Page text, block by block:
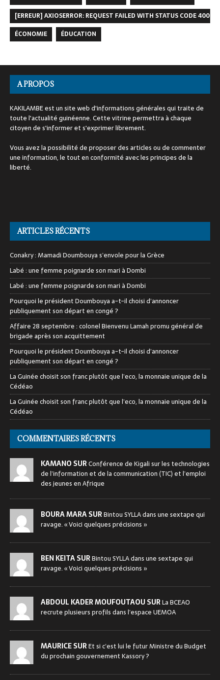
[ERREUR] AXIOSERROR: REQUEST FAILED WITH STATUS CODE 400
ÉCONOMIE
ÉDUCATION
A PROPOS
KAKILAMBE est un site web d'informations générales qui traite de
toute l'actualité guinéenne. Cette vitrine permettra à chaque
citoyen de s'informer et s'exprimer librement.
Vous avez la possibilité de proposer des articles ou de commenter
une information, le tout en conformité avec les principes de la
liberté.
ARTICLES RÉCENTS
Conakry : Mamadi Doumbouya s’envole pour la Grèce
Labé : une femme poignarde son mari à Dombi
Labé : une femme poignarde son mari à Dombi
Pourquoi le président Doumbouya a-t-il choisi d’annoncer
publiquement son départ en congé ?
Affaire 28 septembre : colonel Bienvenu Lamah promu général de
brigade après son acquittement
Pourquoi le président Doumbouya a-t-il choisi d’annoncer
publiquement son départ en congé ?
La Guinée choisit son franc plutôt que l’eco, la monnaie unique de la
Cédéao
La Guinée choisit son franc plutôt que l’eco, la monnaie unique de la
Cédéao
COMMENTAIRES RÉCENTS
KAMANO SURConférence de Kigali sur les technologies
de l’information et de la communication (TIC) et l’emploi
des jeunes en Afrique
BOURA MARA SURBintou SYLLA dans une sextape qui
ravage. « Voici quelques précisions »
BEN KEITA SURBintou SYLLA dans une sextape qui
ravage. « Voici quelques précisions »
ABDOUL KADER MOUFOUTAOU SURLa BCEAO
recrute plusieurs profils dans l’espace UEMOA
MAURICE SUREt si c’est lui le futur Ministre du Budget
du prochain gouvernement Kassory ?